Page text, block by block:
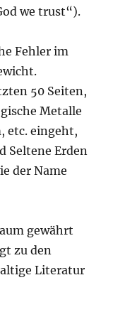
we trust“).
Fehler im
50 Seiten,
Metalle
etc. eingeht,
Seltene Erden
der Name
gewährt
zu den
Literatur